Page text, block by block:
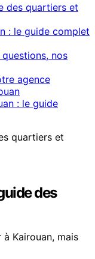
des quartiers et
: le guide complet
nos
agence
: le guide
des
Kairouan, mais